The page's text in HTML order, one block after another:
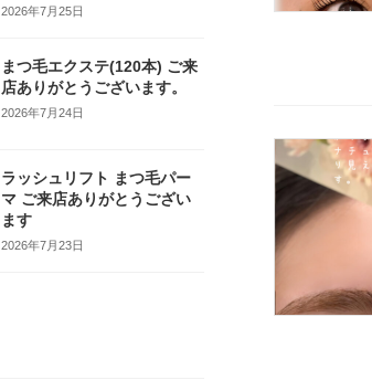
2026年7月25日
まつ毛エクステ(120本) ご来
店ありがとうございます。
2026年7月24日
ラッシュリフト まつ毛パー
マ ご来店ありがとうござい
ます
2026年7月23日